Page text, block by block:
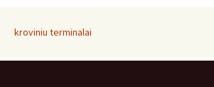
kroviniu terminalai